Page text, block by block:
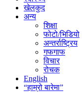
खेलकुद
अन्य
शिक्षा
फोटो/भिडियो
अन्तर्राष्ट्रिय
गफगाफ
विचार
रोचक
English
“हाम्रो बारेमा”